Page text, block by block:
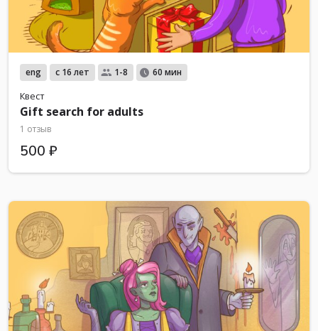
eng с 16 лет 1-8 60 мин
Квест
Gift search for adults
1 отзыв
500 ₽